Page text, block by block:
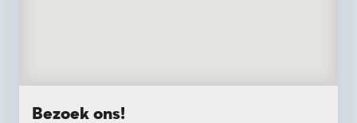
Bezoek ons!